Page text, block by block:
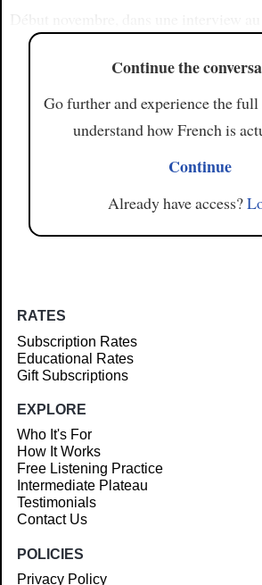
Continue the
Go further and experience the
understand how French is
Continue
Already have access?
RATES
Subscription Rates
Educational Rates
Gift Subscriptions
EXPLORE
Who It's For
How It Works
Free Listening Practice
Intermediate Plateau
Testimonials
Contact Us
POLICIES
Privacy Policy